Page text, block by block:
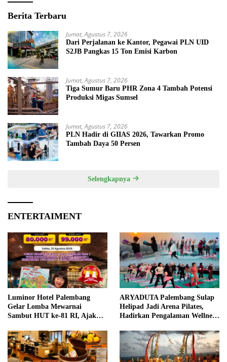
Berita Terbaru
Jumat, Agustus 7, 2026
Dari Perjalanan ke Kantor, Pegawai PLN UID
S2JB Pangkas 15 Ton Emisi Karbon
Jumat, Agustus 7, 2026
Tiga Sumur Baru PHR Zona 4 Tambah Potensi
Produksi Migas Sumsel
Jumat, Agustus 7, 2026
PLN Hadir di GIIAS 2026, Tawarkan Promo
Tambah Daya 50 Persen
Selengkapnya
ENTERTAIMENT
Luminor Hotel Palembang
Gelar Lomba Mewarnai
Sambut HUT ke-81 RI, Ajak
ARYADUTA Palembang Sulap
Helipad Jadi Arena Pilates,
Hadirkan Pengalaman Wellness